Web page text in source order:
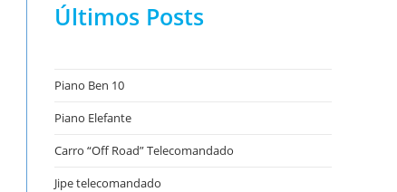
Últimos Posts
Piano Ben 10
Piano Elefante
Carro “Off Road” Telecomandado
Jipe telecomandado